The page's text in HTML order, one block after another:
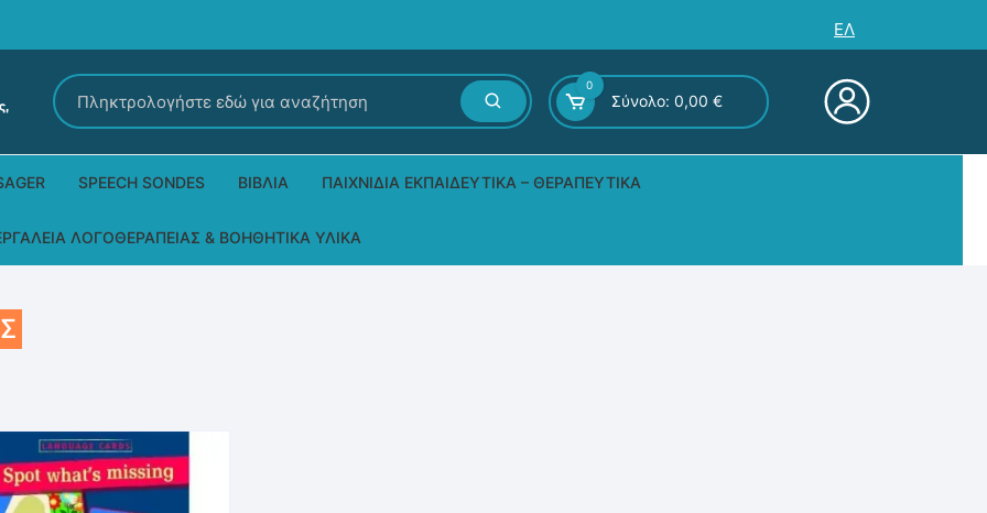
ΕΛ
Αναζήτηση
για:
0
Σύνολο: 0,00 €
SPEECH SONDES ΒΙΒΛΊΑ
Εκδόσεις Ρόδων
ΠΑΙΧΝΊΔΙΑ ΕΚΠΑΙΔΕΥΤΙΚΆ – ΘΕΡΑΠΕΥΤΙΚΆ
Δεξιοτήτων – Μίμησης – Επιτραπέζια
ΛΟΓΟΘΕΡΑΠΕΊΑΣ & ΒΟΗΘΗΤΙΚΆ ΥΛΙΚΆ
Βοηθητικά Υλικά για τις Θεραπευτικές
Μέθοδος Padovan